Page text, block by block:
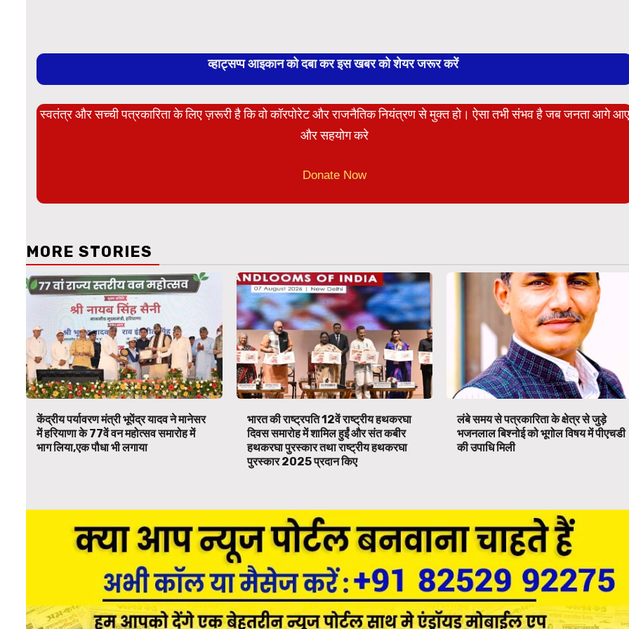
व्हाट्सप्प आइकान को दबा कर इस खबर को शेयर जरूर करें
स्वतंत्र और सच्ची पत्रकारिता के लिए ज़रूरी है कि वो कॉरपोरेट और राजनैतिक नियंत्रण से मुक्त हो। ऐसा तभी संभव है जब जनता आगे आए
और सहयोग करे
Donate Now
MORE STORIES
केंद्रीय पर्यावरण मंत्री भूपेंद्र यादव ने मानेसर
में हरियाणा के 77वें वन महोत्सव समारोह में
भाग लिया,एक पौधा भी लगाया
भारत की राष्ट्रपति 12वें राष्ट्रीय हथकरघा
दिवस समारोह में शामिल हुईं और संत कबीर
हथकरघा पुरस्कार तथा राष्ट्रीय हथकरघा
पुरस्कार 2025 प्रदान किए
लंबे समय से पत्रकारिता के क्षेत्र से जुड़े
भजनलाल बिश्नोई को भूगोल विषय में पीएचडी
की उपाधि मिली